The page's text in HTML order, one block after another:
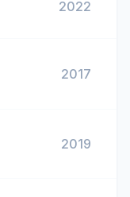
2022
2017
2019